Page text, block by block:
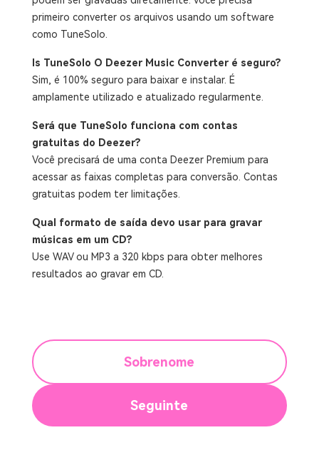
primeiro converter os arquivos usando um software
como TuneSolo.
Is TuneSolo O Deezer Music Converter é seguro?
Sim, é 100% seguro para baixar e instalar. É
amplamente utilizado e atualizado regularmente.
Será que TuneSolo funciona com contas
gratuitas do Deezer?
Você precisará de uma conta Deezer Premium para
acessar as faixas completas para conversão. Contas
gratuitas podem ter limitações.
Qual formato de saída devo usar para gravar
músicas em um CD?
Use WAV ou MP3 a 320 kbps para obter melhores
resultados ao gravar em CD.
Sobrenome
Seguinte